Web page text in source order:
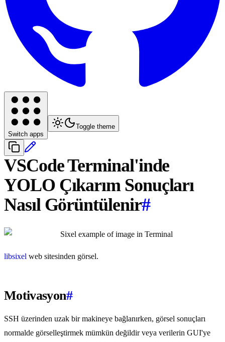
Switch apps
Toggle theme
VSCode Terminal'inde
YOLO Çıkarım Sonuçları
Nasıl Görüntülenir#
libsixel web sitesinden görsel.
Motivasyon#
SSH üzerinden uzak bir makineye bağlanırken, görsel sonuçları
normalde görselleştirmek mümkün değildir veya verilerin GUI'ye